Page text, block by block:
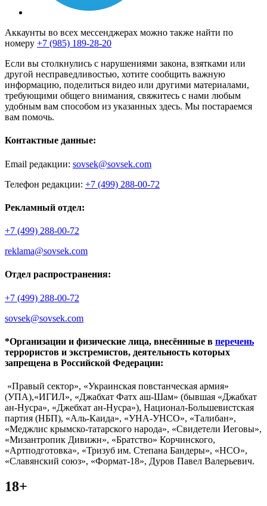
Аккаунты во всех мессенджерах можно также найти по
номеру +7 (985) 189-28-20
Если вы столкнулись с нарушениями закона, взятками или
другой несправедливостью, хотите сообщить важную
информацию, поделиться видео или другими материалами,
требующими общего внимания, свяжитесь с нами любым
удобным вам способом из указанных здесь. Мы постараемся
вам помочь.
Контактные данные:
Email редакции: sovsek@sovsek.com
Телефон редакции: +7 (499) 288-00-72
Рекламный отдел:
+7 (499) 288-00-72
reklama@sovsek.com
Отдел распространения:
+7 (499) 288-00-72
sovsek@sovsek.com
*Организации и физические лица, внесённные в перечень
террористов и экстремистов, деятельность которых
запрещена в Российской Федерации:
«Правый сектор», «Украинская повстанческая армия»
(УПА),«ИГИЛ», «Джабхат Фатх аш-Шам» (бывшая «Джабхат
ан-Нусра», «Джебхат ан-Нусра»), Национал-Большевистская
партия (НБП), «Аль-Каида», «УНА-УНСО», «Талибан»,
«Меджлис крымско-татарского народа», «Свидетели Иеговы»,
«Мизантропик Дивижн», «Братство» Корчинского,
«Артподготовка», «Тризуб им. Степана Бандеры», «НСО»,
«Славянский союз», «Формат-18», Дуров Павел Валерьевич.
18+